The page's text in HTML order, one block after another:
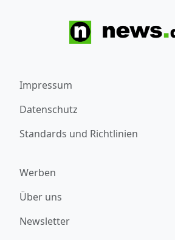
Impressum
Datenschutz
Standards und Richtlinien
Werben
Über uns
Newsletter